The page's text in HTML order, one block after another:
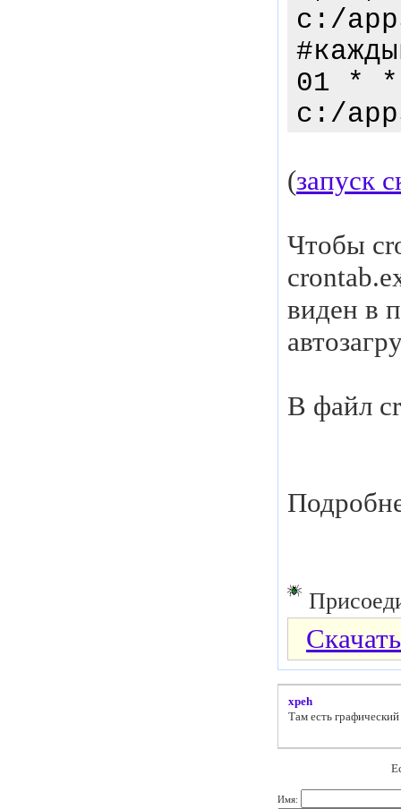
c:/
01 *
c:/
(запуск
Чтобы
виден в
В файл
xpeh
Там есть
Имя: